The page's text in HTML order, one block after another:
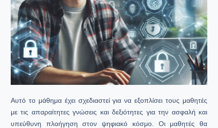
Αυτό το μάθημα έχει σχεδιαστεί για να εξοπλίσει τους μαθητές
με τις απαραίτητες γνώσεις και δεξιότητες για την ασφαλή και
υπεύθυνη πλοήγηση στον ψηφιακό κόσμο. Οι μαθητές θα